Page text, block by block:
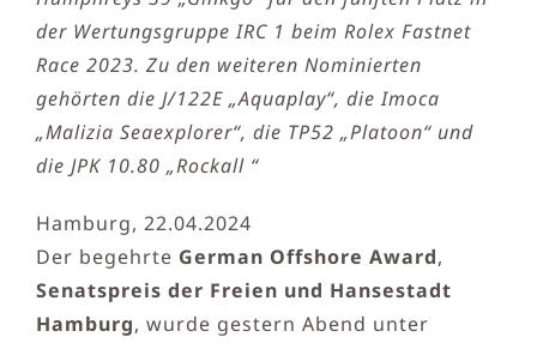
der Wertungsgruppe IRC 1 beim Rolex Fastnet
Race 2023. Zu den weiteren Nominierten
gehörten die J/122E „Aquaplay“, die Imoca
„Malizia Seaexplorer“, die TP52 „Platoon“ und
die JPK 10.80 „Rockall “
Hamburg, 22.04.2024
Der begehrte German Offshore Award,
Senatspreis der Freien und Hansestadt
Hamburg, wurde gestern Abend unter